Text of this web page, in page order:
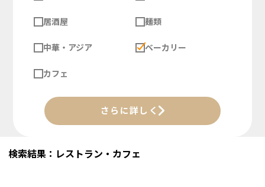
居酒屋 麺類
中華・アジア ベーカリー
カフェ
さらに詳しく
検索結果：レストラン・カフェ